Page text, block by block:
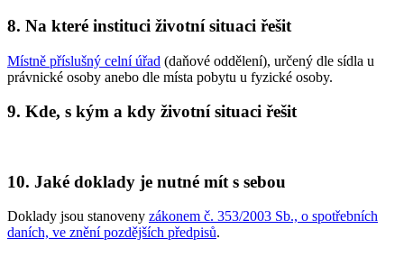
8. Na které instituci životní situaci řešit
Místně příslušný celní úřad (daňové oddělení), určený dle sídla u
právnické osoby anebo dle místa pobytu u fyzické osoby.
9. Kde, s kým a kdy životní situaci řešit
10. Jaké doklady je nutné mít s sebou
Doklady jsou stanoveny zákonem č. 353/2003 Sb., o spotřebních
daních, ve znění pozdějších předpisů.